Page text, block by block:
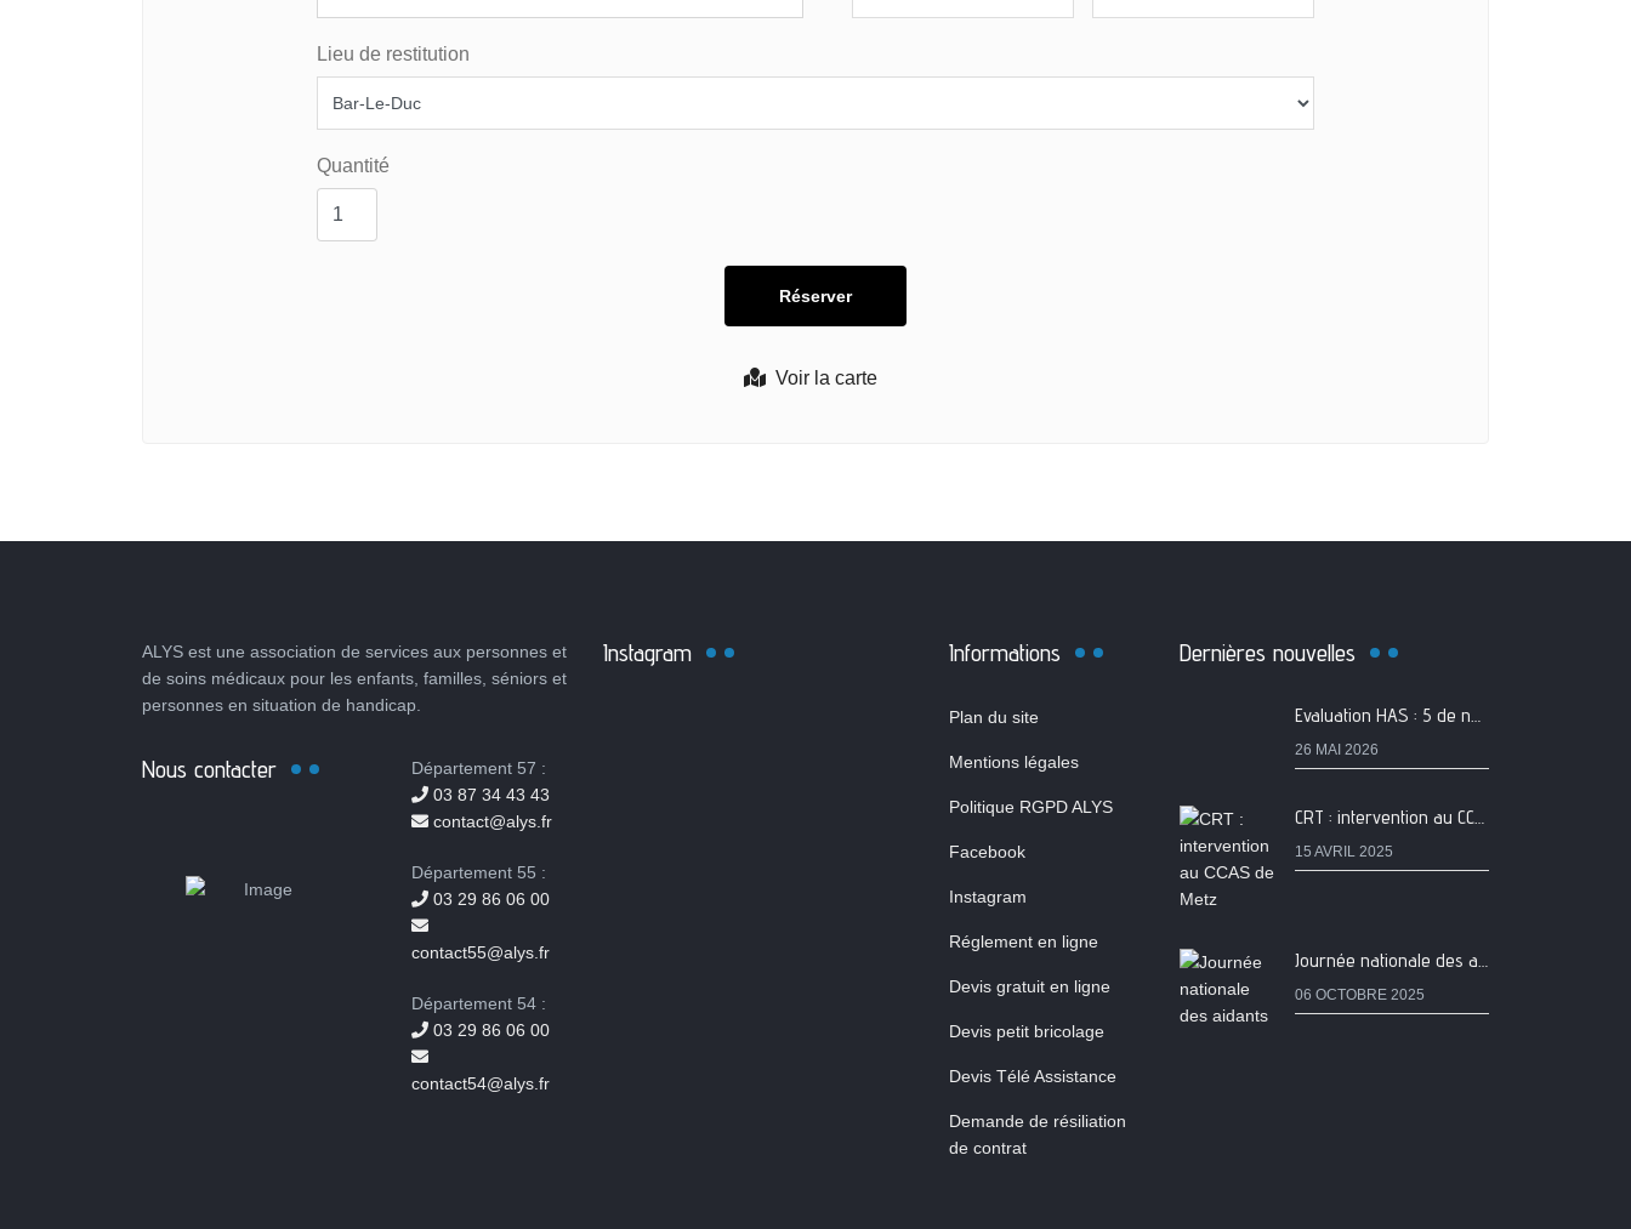
Voir la carte
Lieu de restitution
Quantité
ALYS est une association de services aux personnes et
de soins médicaux pour les enfants, familles, séniors et
personnes en situation de handicap.
Nous contacter
Département 57 :
03 87 34 43 43
contact@alys.fr
Département 55 :
03 29 86 06 00
contact55@alys.fr
Département 54 :
03 29 86 06 00
contact54@alys.fr
Instagram Informations
Plan du site
Mentions légales
Politique RGPD ALYS
Facebook
Instagram
Réglement en ligne
Devis gratuit en ligne
Devis petit bricolage
Devis Télé Assistance
Demande de résiliation
de contrat
Dernières nouvelles
Evaluation HAS : 5 de nos services classés A
26 MAI 2026
CRT : intervention au CCAS de Metz
15 AVRIL 2025
Journée nationale des aidants
06 OCTOBRE 2025